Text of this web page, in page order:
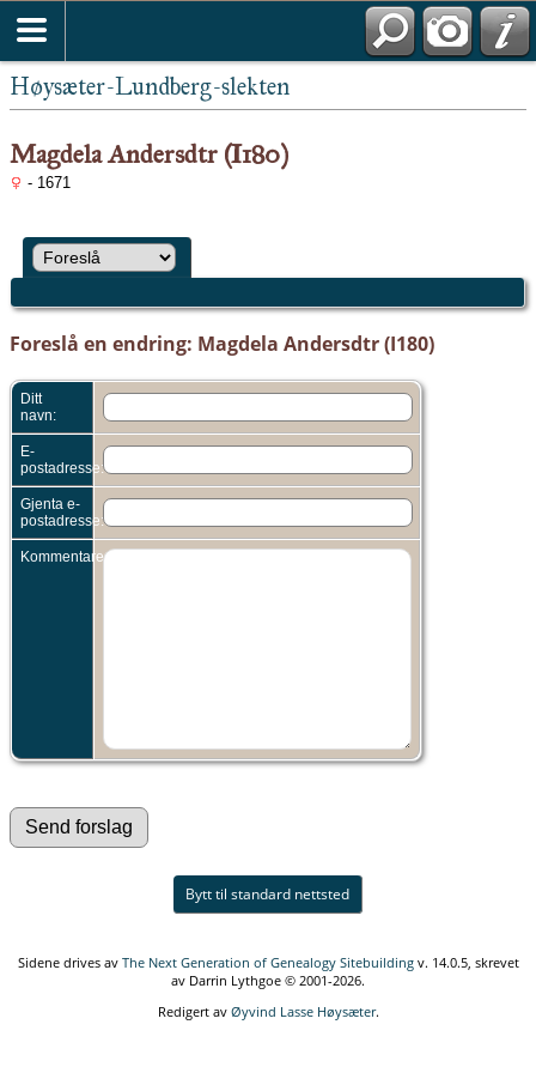
Høysæter-Lundberg-slekten
Magdela Andersdtr (I180)
- 1671
Foreslå en endring: Magdela Andersdtr (I180)
Ditt
navn:
E-
postadresse:
Gjenta e-
postadresse:
Kommentarer:
Bytt til standard nettsted
Sidene drives av The Next Generation of Genealogy Sitebuildingv. 14.0.5, skrevet
av Darrin Lythgoe © 2001-2026.
Redigert av Øyvind Lasse Høysæter.